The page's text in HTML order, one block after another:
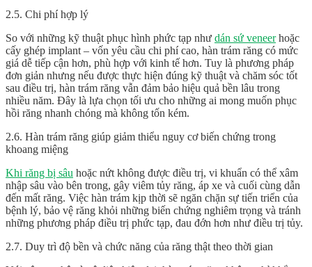
2.5. Chi phí hợp lý
So với những kỹ thuật phục hình phức tạp như dán sứ veneerhoặc
cấy ghép implant – vốn yêu cầu chi phí cao, hàn trám răng có mức
giá dễ tiếp cận hơn, phù hợp với kinh tế hơn. Tuy là phương pháp
đơn giản nhưng nếu được thực hiện đúng kỹ thuật và chăm sóc tốt
sau điều trị, hàn trám răng vẫn đảm bảo hiệu quả bền lâu trong
nhiều năm. Đây là lựa chọn tối ưu cho những ai mong muốn phục
hồi răng nhanh chóng mà không tốn kém.
2.6. Hàn trám răng giúp giảm thiểu nguy cơ biến chứng trong
khoang miệng
Khi răng bị sâu hoặc nứt không được điều trị, vi khuẩn có thể xâm
nhập sâu vào bên trong, gây viêm tủy răng, áp xe và cuối cùng dẫn
đến mất răng. Việc hàn trám kịp thời sẽ ngăn chặn sự tiến triển của
bệnh lý, bảo vệ răng khỏi những biến chứng nghiêm trọng và tránh
những phương pháp điều trị phức tạp, đau đớn hơn như điều trị tủy.
2.7. Duy trì độ bền và chức năng của răng thật theo thời gian